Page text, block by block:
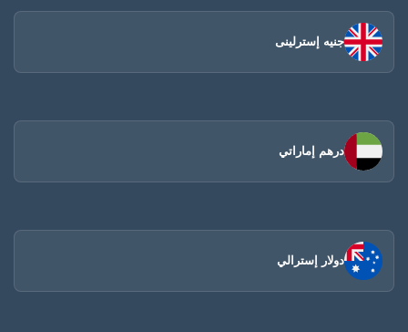
جنيه إسترلينى
درهم إماراتي
دولار إسترالي